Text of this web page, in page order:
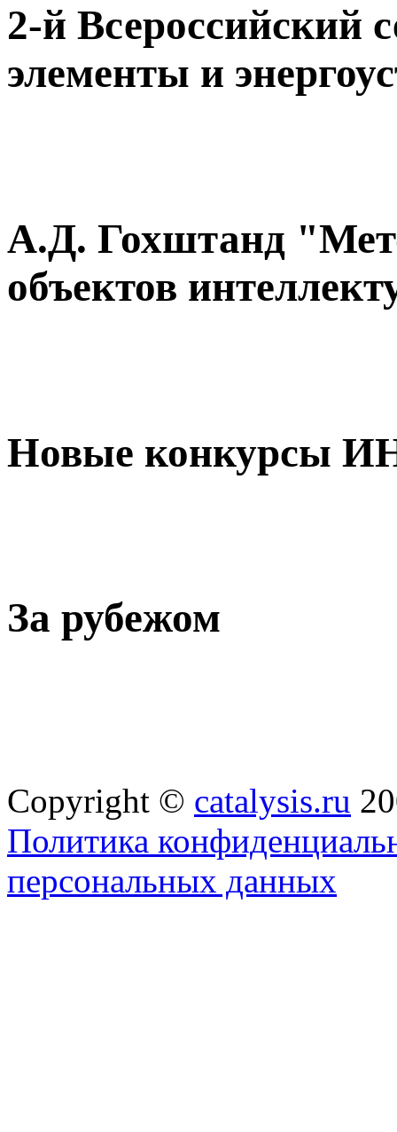
2-й Всероссийский
элементы и
А.Д. Гохштанд
объектов
Новые конкурсы
За рубежом
Copyright © catalysis.ru
Политика
персональных данных